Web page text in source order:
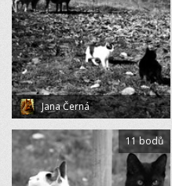
Jana Černá
11 bodů